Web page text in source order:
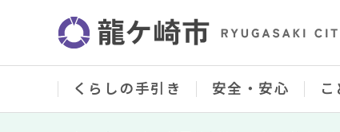
ジ
くらしの手引き 安全・安心